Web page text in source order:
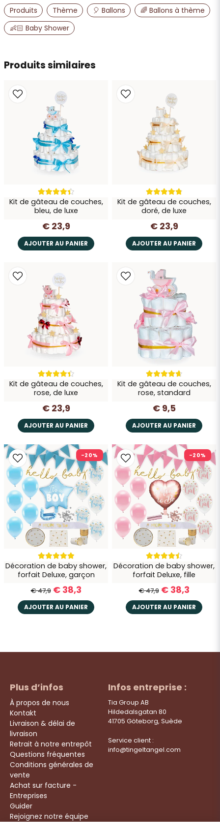
name
Nom
Oui, vous pouvez publier ma question
Envoyer la question
Produits similaires
Kit de gâteau de couches,
bleu, de luxe
€ 23,9
AJOUTER AU PANIER
Kit de gâteau de couches,
doré, de luxe
€ 23,9
AJOUTER AU PANIER
Kit de gâteau de couches,
rose, de luxe
€ 23,9
AJOUTER AU PANIER
Kit de gâteau de couches,
rose, standard
€ 9,5
AJOUTER AU PANIER
Décoration de baby shower,
forfait Deluxe, garçon
€ 47,9 € 38,3
AJOUTER AU PANIER
-20%
Décoration de baby shower,
forfait Deluxe, fille
€ 47,9 € 38,3
AJOUTER AU PANIER
-20%
Produits
Thème 🎈 Ballons
🌈 Ballons à thème
👶🏻 Baby Shower
Plus d’infos
À propos de nous
Kontakt
Livraison & délai de
livraison
Retrait à notre entrepôt
Questions fréquentes
Conditions générales de
vente
Achat sur facture -
Entreprises
Guider
Rejoignez notre équipe
Infos entreprise :
Tia Group AB
Hildedalsgatan 80
41705 Göteborg, Suède
Service client :
info@tingeltangel.com